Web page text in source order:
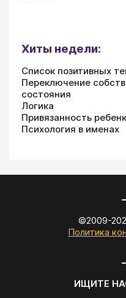
Хиты недели:
Список позитивных
Переключение
состояния
Логика
Привязанность
Психология в именах
©2009-
Политика
ИЩИТЕ